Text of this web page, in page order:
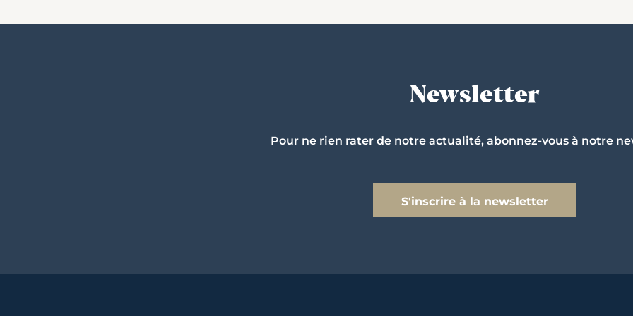
Newsletter
Pour ne rien rater de notre actualité, abonnez-vous à notre
S'inscrire à la newsletter